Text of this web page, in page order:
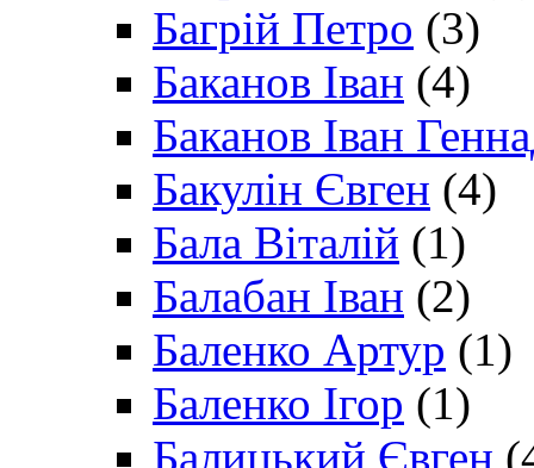
Багрій Петро (3)
Баканов Іван (4)
Баканов Іван
Бакулін Євген (4)
Бала Віталій (1)
Балабан Іван (2)
Баленко Артур (1)
Баленко Ігор (1)
Балицький Євген